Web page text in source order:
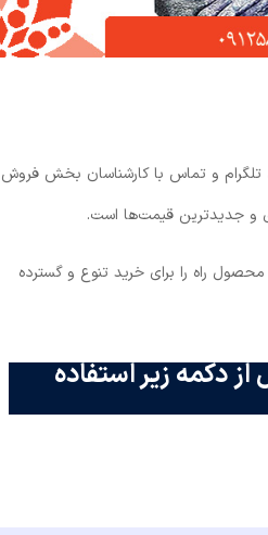
تلگرام و تماس با کارشناسان بخش فروش
و جدیدترین قیمت‌ها است.
راه را برای خرید تنوع و گسترده
دکمه زیر استفاده